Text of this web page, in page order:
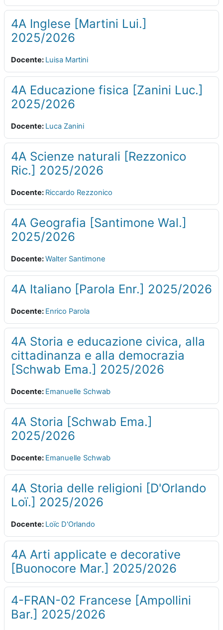
4A Inglese [Martini Lui.]
2025/2026
Docente: Luisa Martini
4A Educazione fisica [Zanini Luc.]
2025/2026
Docente: Luca Zanini
4A Scienze naturali [Rezzonico
Ric.] 2025/2026
Docente: Riccardo Rezzonico
4A Geografia [Santimone Wal.]
2025/2026
Docente:Walter Santimone
4A Italiano [Parola Enr.] 2025/2026
Docente: Enrico Parola
4A Storia e educazione civica, alla
cittadinanza e alla democrazia
[Schwab Ema.] 2025/2026
Docente: Emanuelle Schwab
4A Storia [Schwab Ema.]
2025/2026
Docente: Emanuelle Schwab
4A Storia delle religioni [D'Orlando
Loï.] 2025/2026
Docente: Loïc D'Orlando
4A Arti applicate e decorative
[Buonocore Mar.] 2025/2026
4-FRAN-02 Francese [Ampollini
Bar.] 2025/2026